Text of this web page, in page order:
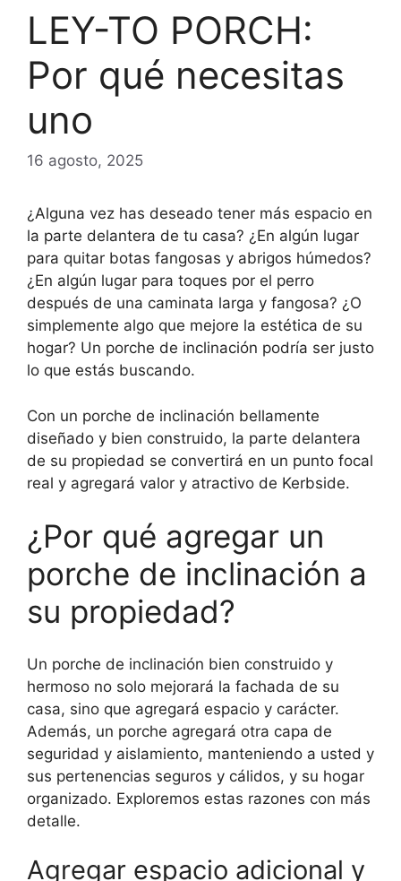
LEY-TO PORCH:
Por qué necesitas
uno
16 agosto, 2025
¿Alguna vez has deseado tener más espacio en
la parte delantera de tu casa? ¿En algún lugar
para quitar botas fangosas y abrigos húmedos?
¿En algún lugar para toques por el perro
después de una caminata larga y fangosa? ¿O
simplemente algo que mejore la estética de su
hogar? Un porche de inclinación podría ser justo
lo que estás buscando.
Con un porche de inclinación bellamente
diseñado y bien construido, la parte delantera
de su propiedad se convertirá en un punto focal
real y agregará valor y atractivo de Kerbside.
¿Por qué agregar un
porche de inclinación a
su propiedad?
Un porche de inclinación bien construido y
hermoso no solo mejorará la fachada de su
casa, sino que agregará espacio y carácter.
Además, un porche agregará otra capa de
seguridad y aislamiento, manteniendo a usted y
sus pertenencias seguros y cálidos, y su hogar
organizado. Exploremos estas razones con más
detalle.
Agregar espacio adicional y